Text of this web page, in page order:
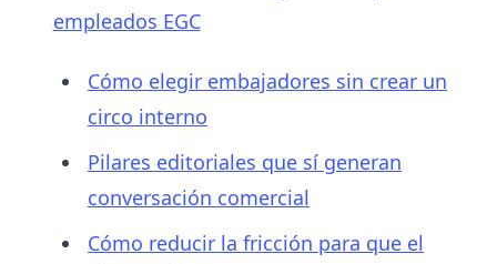
empleados EGC
Cómo elegir embajadores sin crear un
circo interno
Pilares editoriales que sí generan
conversación comercial
Cómo reducir la fricción para que el